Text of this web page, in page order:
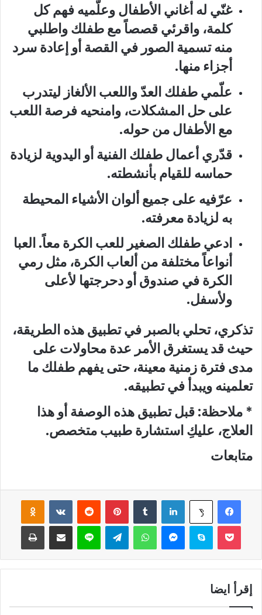
غنّي له أغاني الأطفال وعلّميه فهم كل
كلمة، واقرئي قصصاً مع طفلك واطلبي
منه تسمية الصور في القصة أو إعادة سرد
أجزاء منها.
علّمي طفلك العدّ واللعب الألغاز ليتدرب
على حل المشكلات، وامنحيه فرصة اللعب
مع الأطفال من حوله.
قدّري أعمال طفلك الفنية أو اليدوية لزيادة
حماسه للقيام بأنشطته.
عرّفيه على جميع ألوان الأشياء المحيطة
به لزيادة معرفته.
ادعي طفلك الصغير للعب الكرة معاً. العبا
أنواعاً مختلفة من ألعاب الكرة، مثل رمي
الكرة في صندوق أو دحرجتها لأعلى
ولأسفل.
تذكري، تحلي بالصبر في تطبيق هذه الطريقة،
حيث قد يستغرق الأمر عدة محاولات على
مدى فترة زمنية معينة، حتى يفهم طفلك ما
تعلمينه ويبدأ في تطبيقه.
* ملاحظة: قبل تطبيق هذه الوصفة أو هذا
العلاج، عليكِ استشارة طبيب متخصص.
متابعات
فيسبوك ‫X لينكدإن بينتيريست
سكايب واتساب لاين
إقرأ ايضا